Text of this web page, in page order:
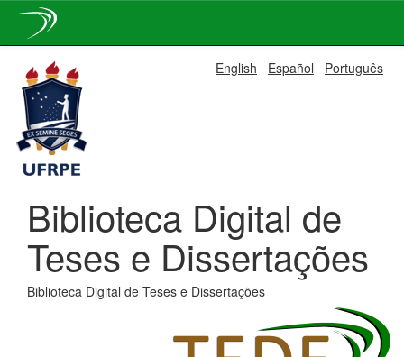
navigation
English Español Português
Biblioteca Digital de
Teses e Dissertações
Biblioteca Digital de Teses e Dissertações